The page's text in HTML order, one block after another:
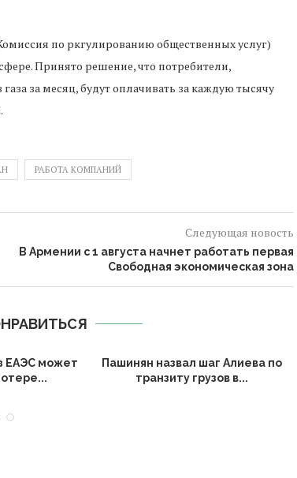
по ркгулированию общественных услуг)
Принято решение, что потребители,
за месяц, будут оплачивать за каждую тысячу
РАБОТА КОМПАНИЙ
Следующая новость
В Армении с 1 августа начнет работать первая
Свободная экономическая зона
ЕАЭС может
Пашинян назвал шаг Алиева по
транзиту грузов в...